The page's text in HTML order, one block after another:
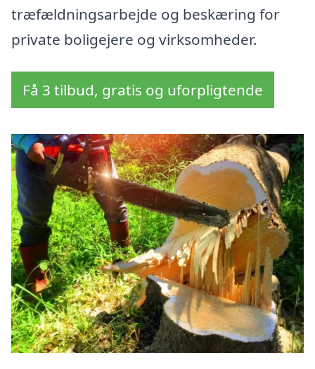
træfældningsarbejde og beskæring for
private boligejere og virksomheder.
Få 3 tilbud, gratis og uforpligtende